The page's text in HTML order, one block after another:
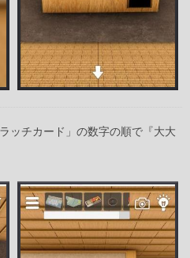
ッチカード」の数字の順で『大大